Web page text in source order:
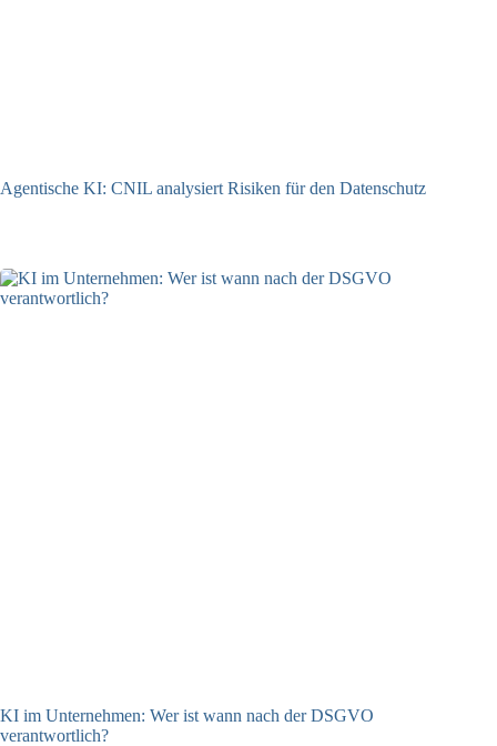
Agentische KI: CNIL analysiert Risiken für den Datenschutz
KI im Unternehmen: Wer ist wann nach der DSGVO
verantwortlich?